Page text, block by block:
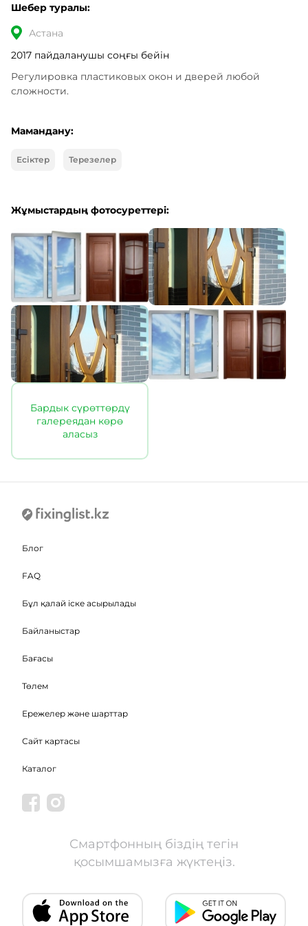
Шебер туралы:
Астана
2017 пайдаланушы соңғы бейін
Регулировка пластиковых окон и дверей любой
сложности.
Мамандану:
Есіктер Терезелер
Жұмыстардың фотосуреттері:
Бардык сүрөттөрдү
галереядан көрө
аласыз
Блог
FAQ
Бұл қалай іске асырылады
Байланыстар
Бағасы
Төлем
Ережелер және шарттар
Сайт картасы
Каталог
Смартфонның біздің тегін
қосымшамызға жүктеңіз.